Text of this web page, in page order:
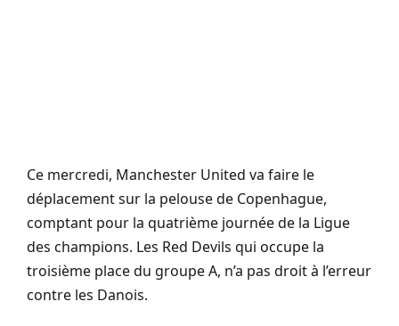
Ce mercredi, Manchester United va faire le
déplacement sur la pelouse de Copenhague,
comptant pour la quatrième journée de la Ligue
des champions. Les Red Devils qui occupe la
troisième place du groupe A, n’a pas droit à l’erreur
contre les Danois.